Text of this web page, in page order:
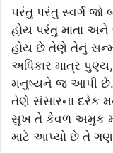
પરંતુ પરંતુ સ્વર્ગ જો
હોય પરંતુ માતા અને
હોય છે તેણે તેનું
અધિકાર માત્ર
મનુષ્યને જ આપી છે.
તેણે સંસારના દરેક
સુખ તે કેવળ અમુક
માટે આપ્યો છે તે